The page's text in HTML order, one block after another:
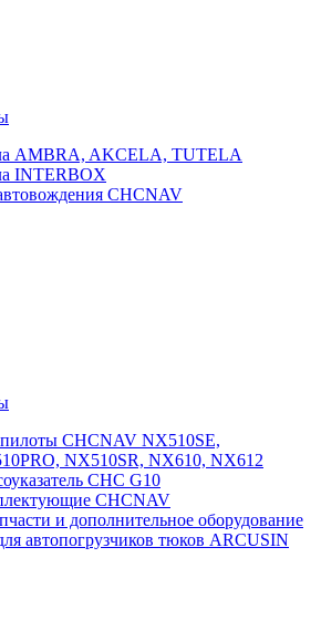
AMBRA, AKCELA, TUTELA
INTERBOX
CHCNAV
CHCNAV NX510SE,
NX510SR, NX610, NX612
CHC G10
CHCNAV
и дополнительное оборудование
автопогрузчиков тюков ARCUSIN